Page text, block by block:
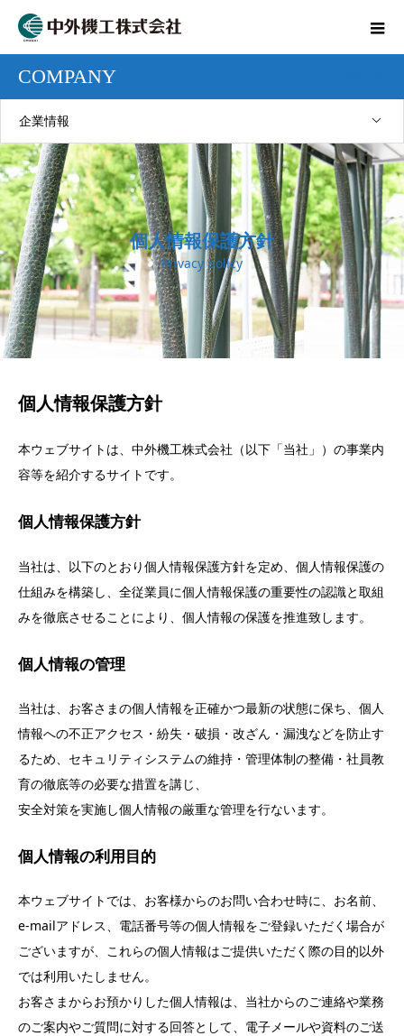
COMPANY
企業情報
個人情報保護方針
Privacy policy
個人情報保護方針
本ウェブサイトは、中外機工株式会社（以下「当社」）の事業内
容等を紹介するサイトです。
個人情報保護方針
当社は、以下のとおり個人情報保護方針を定め、個人情報保護の
仕組みを構築し、全従業員に個人情報保護の重要性の認識と取組
みを徹底させることにより、個人情報の保護を推進致します。
個人情報の管理
当社は、お客さまの個人情報を正確かつ最新の状態に保ち、個人
情報への不正アクセス・紛失・破損・改ざん・漏洩などを防止す
るため、セキュリティシステムの維持・管理体制の整備・社員教
育の徹底等の必要な措置を講じ、
安全対策を実施し個人情報の厳重な管理を行ないます。
個人情報の利用目的
本ウェブサイトでは、お客様からのお問い合わせ時に、お名前、
e-mailアドレス、電話番号等の個人情報をご登録いただく場合が
ございますが、これらの個人情報はご提供いただく際の目的以外
では利用いたしません。
お客さまからお預かりした個人情報は、当社からのご連絡や業務
のご案内やご質問に対する回答として、電子メールや資料のご送